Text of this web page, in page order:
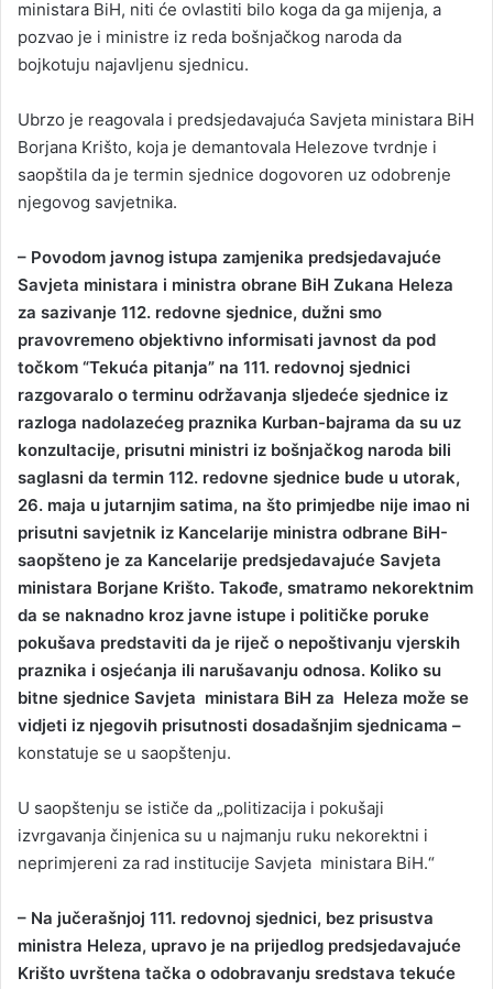
ministara BiH, niti će ovlastiti bilo koga da ga mijenja, a
pozvao je i ministre iz reda bošnjačkog naroda da
bojkotuju najavljenu sjednicu.
Ubrzo je reagovala i predsjedavajuća Savjeta ministara BiH
Borjana Krišto, koja je demantovala Helezove tvrdnje i
saopštila da je termin sjednice dogovoren uz odobrenje
njegovog savjetnika.
– Povodom javnog istupa zamjenika predsjedavajuće
Savjeta ministara i ministra obrane BiH Zukana Heleza
za sazivanje 112. redovne sjednice, dužni smo
pravovremeno objektivno informisati javnost da pod
točkom “Tekuća pitanja” na 111. redovnoj sjednici
razgovaralo o terminu održavanja sljedeće sjednice iz
razloga nadolazećeg praznika Kurban-bajrama da su uz
konzultacije, prisutni ministri iz bošnjačkog naroda bili
saglasni da termin 112. redovne sjednice bude u utorak,
26. maja u jutarnjim satima, na što primjedbe nije imao ni
prisutni savjetnik iz Kancelarije ministra odbrane BiH-
saopšteno je za Kancelarije predsjedavajuće Savjeta
ministara Borjane Krišto. Takođe, smatramo nekorektnim
da se naknadno kroz javne istupe i političke poruke
pokušava predstaviti da je riječ o nepoštivanju vjerskih
praznika i osjećanja ili narušavanju odnosa. Koliko su
bitne sjednice Savjeta ministara BiH za Heleza može se
vidjeti iz njegovih prisutnosti dosadašnjim sjednicama –
konstatuje se u saopštenju.
U saopštenju se ističe da „politizacija i pokušaji
izvrgavanja činjenica su u najmanju ruku nekorektni i
neprimjereni za rad institucije Savjeta ministara BiH.“
– Na jučerašnjoj 111. redovnoj sjednici, bez prisustva
ministra Heleza, upravo je na prijedlog predsjedavajuće
Krišto uvrštena tačka o odobravanju sredstava tekuće